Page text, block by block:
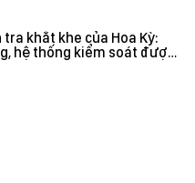
khắt khe của Hoa Kỳ:
hệ thống kiểm soát được